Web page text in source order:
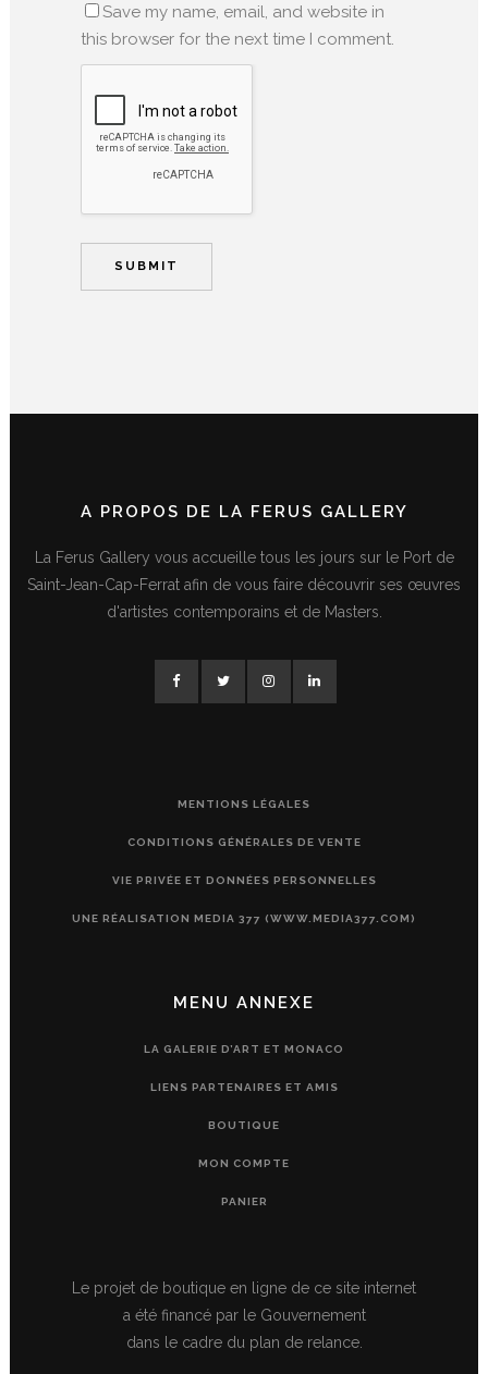
Save my name, email, and website in
this browser for the next time I comment.
A PROPOS DE LA FERUS GALLERY
La Ferus Gallery vous accueille tous les jours sur le Port de
Saint-Jean-Cap-Ferrat afin de vous faire découvrir ses œuvres
d'artistes contemporains et de Masters.
MENTIONS LÉGALES
CONDITIONS GÉNÉRALES DE VENTE
VIE PRIVÉE ET DONNÉES PERSONNELLES
UNE RÉALISATION MEDIA 377 (WWW.MEDIA377.COM)
MENU ANNEXE
LA GALERIE D’ART ET MONACO
LIENS PARTENAIRES ET AMIS
BOUTIQUE
MON COMPTE
PANIER
Le projet de boutique en ligne de ce site internet
a été financé par le Gouvernement
dans le cadre du plan de relance.